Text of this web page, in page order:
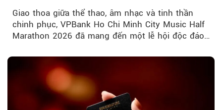
Giao thoa giữa thể thao, âm nhạc và tinh thần
chinh phục, VPBank Ho Chi Minh City Music Half
Marathon 2026 đã mang đến một lễ hội độc đáo